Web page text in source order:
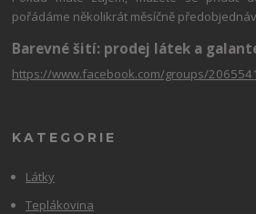
pořádáme několikrát měsíčně
Barevné šití: prodej látek a
https://www.facebook.com/groups/
KATEGORIE
Látky
Teplákovina